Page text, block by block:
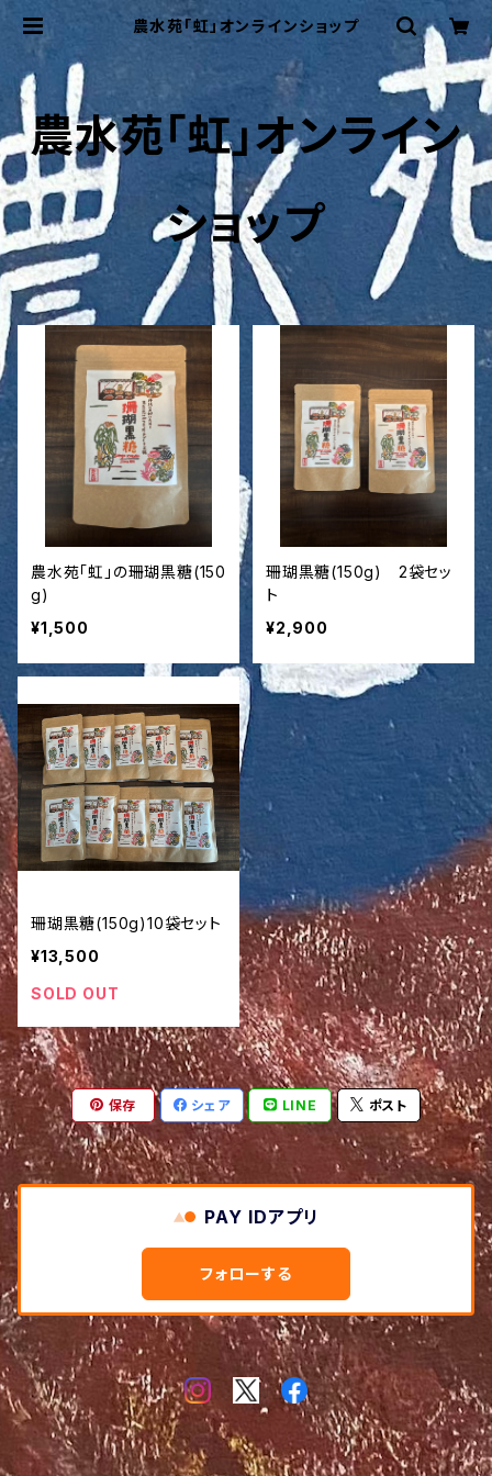
農水苑「虹」オンラインショップ
農水苑「虹」オンライン
ショップ
農水苑「虹」の珊瑚黒糖(150
g)
¥1,500
珊瑚黒糖(150g) 2袋セッ
ト
¥2,900
珊瑚黒糖(150g)10袋セット
¥13,500
SOLD OUT
保存 シェア LINE ポスト
PAY IDアプリ
フォローする